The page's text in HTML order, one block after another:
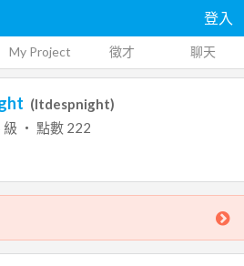
登入
My Project 徵才 聊天
(ltdespnight)
級 ‧ 點數 222